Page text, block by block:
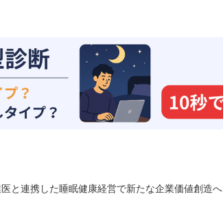
と連携した睡眠健康経営で新たな企業価値創造へ